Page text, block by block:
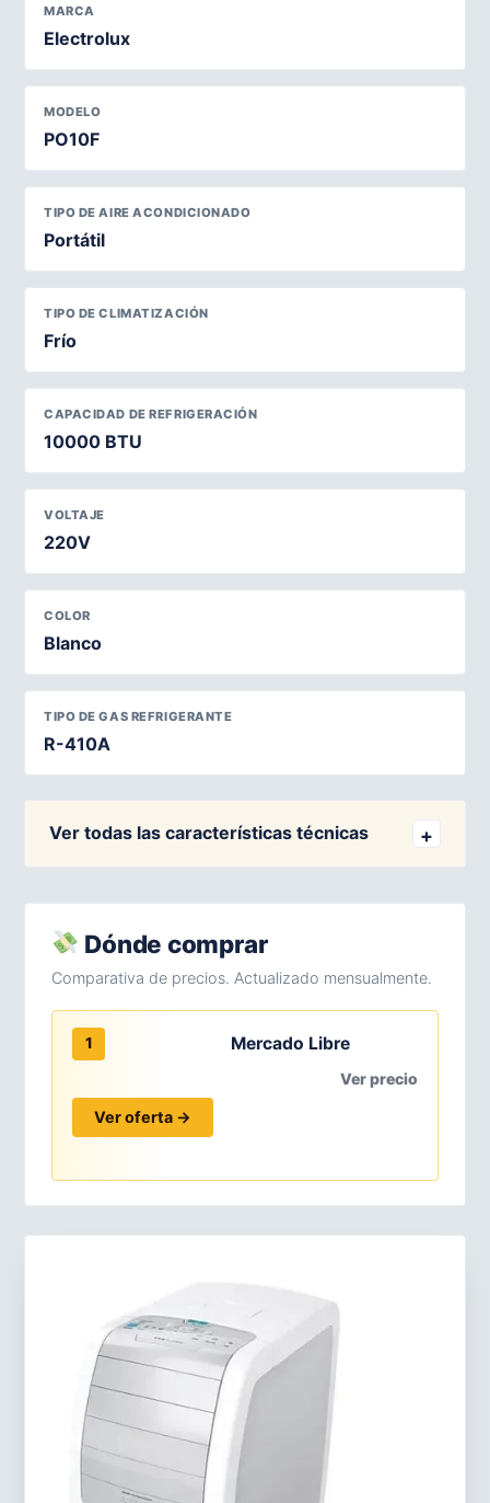
MARCA
Electrolux
MODELO
PO10F
TIPO DE AIRE ACONDICIONADO
Portátil
TIPO DE CLIMATIZACIÓN
Frío
CAPACIDAD DE REFRIGERACIÓN
10000 BTU
VOLTAJE
220V
COLOR
Blanco
TIPO DE GAS REFRIGERANTE
R-410A
Ver todas las características técnicas
Dónde comprar
Comparativa de precios. Actualizado mensualmente.
1 Mercado Libre
Ver precio
Ver oferta →